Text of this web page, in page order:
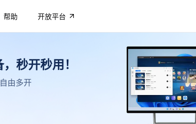
帮助 开放平台
秒开秒用！
由多开